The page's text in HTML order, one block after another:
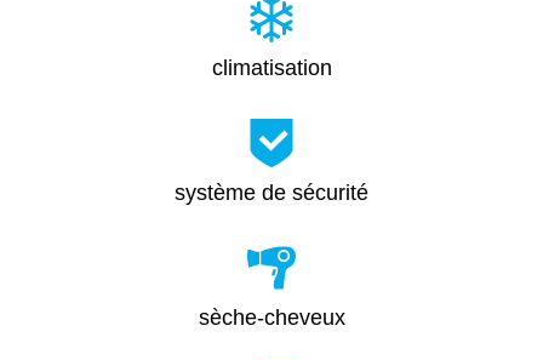
climatisation
système de sécurité
sèche-cheveux